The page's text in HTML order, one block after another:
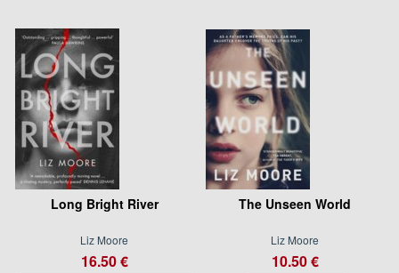
Long Bright River
Liz Moore
16.50 €
The Unseen World
Liz Moore
10.50 €